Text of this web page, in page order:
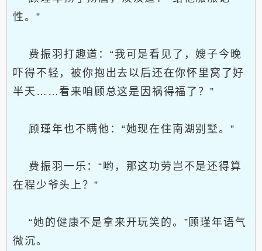
性。”
费振羽打趣道：“我可是看见了，嫂子今晚
吓得不轻，被你抱出去以后还在你怀里窝了好
半天……看来咱顾总这是因祸得福了？”
顾瑾年也不瞒他：“她现在住南湖别墅。”
费振羽一乐：“哟，那这功劳岂不是还得算
在程少爷头上？”
“她的健康不是拿来开玩笑的。”顾瑾年语气
微沉。